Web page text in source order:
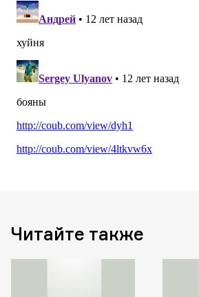
Читайте также